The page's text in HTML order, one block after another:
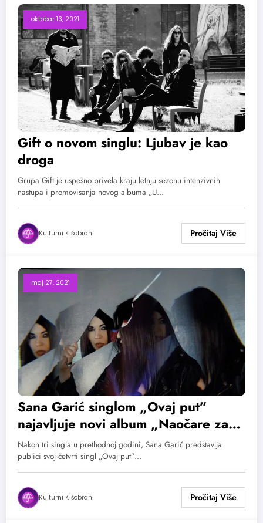
oktobar 13, 2021
Gift o novom singlu: Ljubav je kao
droga
Grupa Gift je uspešno privela kraju letnju sezonu intenzivnih
nastupa i promovisanja novog albuma „U…
Kulturni Kišobran
maj 27, 2021
Sana Garić singlom „Ovaj put”
najavljuje novi album „Naočare za
srce”
Nakon tri singla u prethodnoj godini, Sana Garić predstavlja
publici svoj četvrti singl „Ovaj put”…
Kulturni Kišobran